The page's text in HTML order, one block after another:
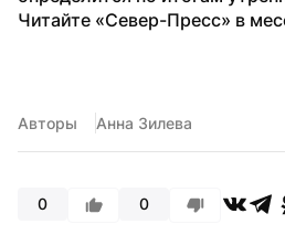
Читайте «Север-Пресс» в
Авторы Анна Зилева
0 0